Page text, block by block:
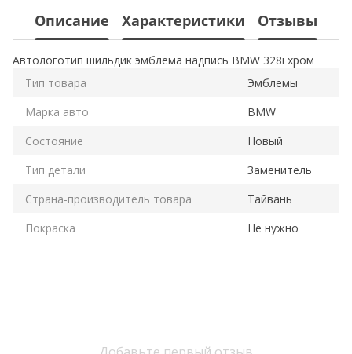
Описание Характеристики Отзывы
Автологотип шильдик эмблема надпись BMW 328i хром
Тип товара
Эмблемы
Марка авто
BMW
Состояние
Новый
Тип детали
Заменитель
Страна-производитель товара
Тайвань
Покраска
Не нужно